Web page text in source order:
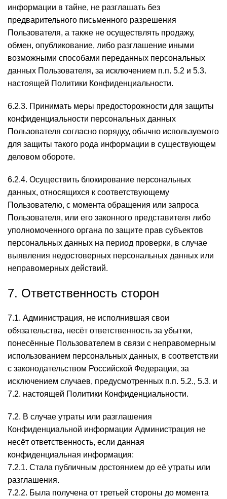
информации в тайне, не разглашать без
предварительного письменного разрешения
Пользователя, а также не осуществлять продажу,
обмен, опубликование, либо разглашение иными
возможными способами переданных персональных
данных Пользователя, за исключением п.п. 5.2 и 5.3.
настоящей Политики Конфиденциальности.
6.2.3. Принимать меры предосторожности для защиты
конфиденциальности персональных данных
Пользователя согласно порядку, обычно используемого
для защиты такого рода информации в существующем
деловом обороте.
6.2.4. Осуществить блокирование персональных
данных, относящихся к соответствующему
Пользователю, с момента обращения или запроса
Пользователя, или его законного представителя либо
уполномоченного органа по защите прав субъектов
персональных данных на период проверки, в случае
выявления недостоверных персональных данных или
неправомерных действий.
7. Ответственность сторон
7.1. Администрация, не исполнившая свои
обязательства, несёт ответственность за убытки,
понесённые Пользователем в связи с неправомерным
использованием персональных данных, в соответствии
с законодательством Российской Федерации, за
исключением случаев, предусмотренных п.п. 5.2., 5.3. и
7.2. настоящей Политики Конфиденциальности.
7.2. В случае утраты или разглашения
Конфиденциальной информации Администрация не
несёт ответственность, если данная
конфиденциальная информация:
7.2.1. Стала публичным достоянием до её утраты или
разглашения.
7.2.2. Была получена от третьей стороны до момента